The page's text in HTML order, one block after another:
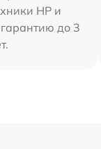
HP и
до 3